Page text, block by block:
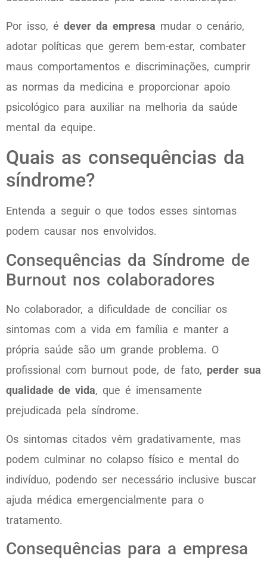
Por isso, é dever da empresa mudar o cenário,
adotar políticas que gerem bem-estar, combater
maus comportamentos e discriminações, cumprir
as normas da medicina e proporcionar apoio
psicológico para auxiliar na melhoria da saúde
mental da equipe.
Quais as consequências da
síndrome?
Entenda a seguir o que todos esses sintomas
podem causar nos envolvidos.
Consequências da Síndrome de
Burnout nos colaboradores
No colaborador, a dificuldade de conciliar os
sintomas com a vida em família e manter a
própria saúde são um grande problema. O
profissional com burnout pode, de fato, perder sua
qualidade de vida, que é imensamente
prejudicada pela síndrome.
Os sintomas citados vêm gradativamente, mas
podem culminar no colapso físico e mental do
indivíduo, podendo ser necessário inclusive buscar
ajuda médica emergencialmente para o
tratamento.
Consequências para a empresa